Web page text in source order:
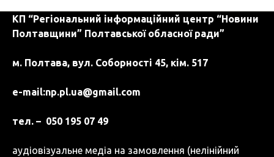
КП “Регіональний інформаційний центр “Новини
Полтавщини” Полтавської обласної ради”
м. Полтава, вул. Соборності 45, кім. 517
e-mail:np.pl.ua@gmail.com
тел. – 050 195 07 49
аудіовізуальне медіа на замовлення (нелінійний